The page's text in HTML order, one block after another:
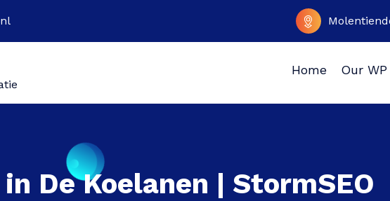
Home Our
in De Koelanen | StormSEO